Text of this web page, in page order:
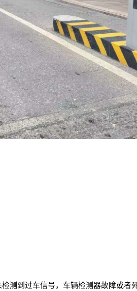
测到过车信号，车辆检测器故障或者